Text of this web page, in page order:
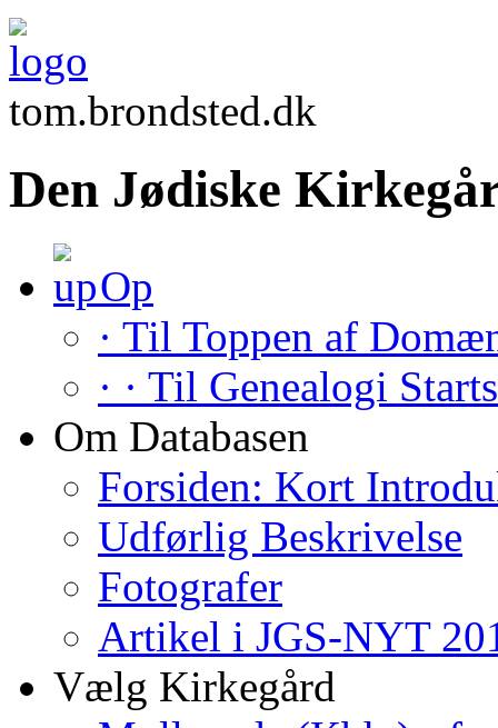
tom.brondsted.dk
Den Jødiske
Op
· Til Toppen af
· · Til Genealogi
Om Databasen
Forsiden: Kort
Udførlig Beskrivelse
Fotografer
Artikel i JGS-NYT
Vælg Kirkegård